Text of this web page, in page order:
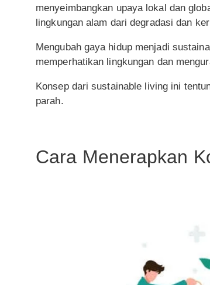
menyeimbangkan upaya lokal dan
lingkungan alam dari degradasi dan
Mengubah gaya hidup menjadi
memperhatikan lingkungan dan
Konsep dari sustainable living ini
parah.
Cara Menerapkan